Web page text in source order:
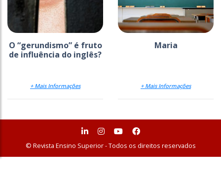
O “gerundismo” é fruto
de influência do inglês?
+ Mais Informações
Maria
+ Mais Informações
© Revista Ensino Superior - Todos os direitos reservados